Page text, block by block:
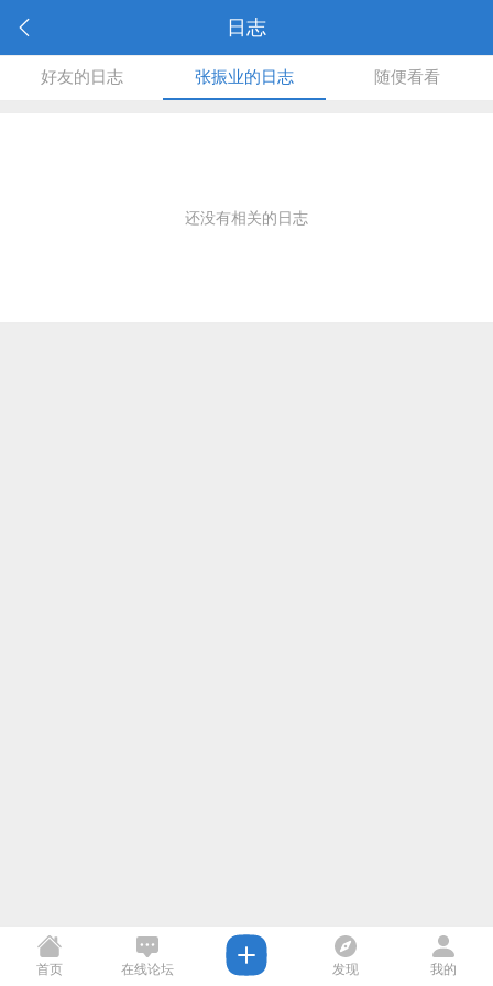
日志
好友的日志 张振业的日志 随便看看
还没有相关的日志
首页 在线论坛 发现 我的